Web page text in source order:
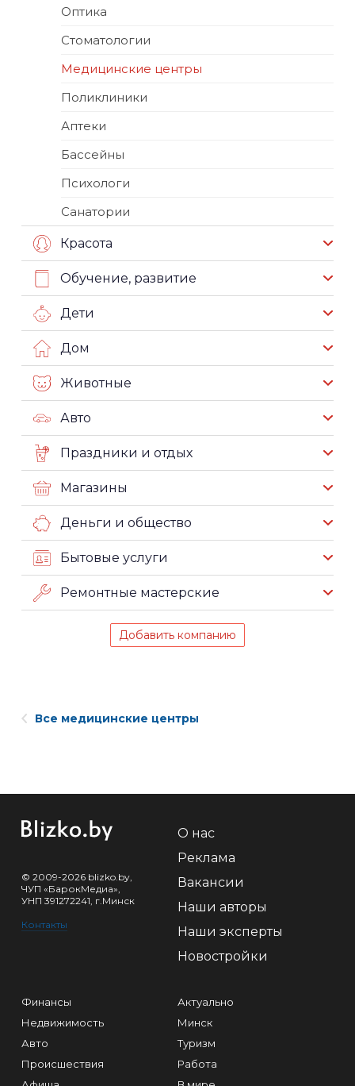
Оптика
Стоматологии
Медицинские центры
Поликлиники
Аптеки
Бассейны
Психологи
Санатории
Красота
Обучение, развитие
Дети
Дом
Животные
Авто
Праздники и отдых
Магазины
Деньги и общество
Бытовые услуги
Ремонтные мастерские
Добавить компанию
Все медицинские центры
© 2009-2026 blizko.by,
ЧУП «БарокМедиа»,
УНП 391272241, г.Минск
Контакты
О нас
Реклама
Вакансии
Наши авторы
Наши эксперты
Новостройки
Финансы
Недвижимость
Авто
Происшествия
Актуально
Минск
Туризм
Работа